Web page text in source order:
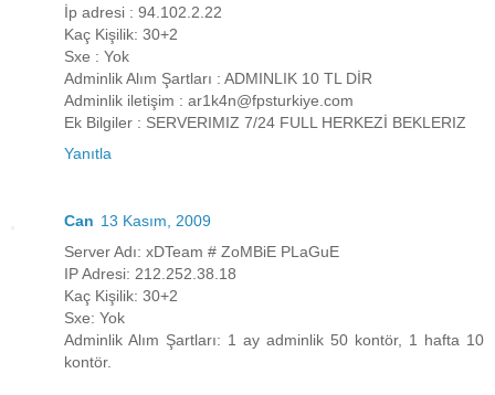
İp adresi : 94.102.2.22
Kaç Kişilik: 30+2
Sxe : Yok
Adminlik Alım Şartları : ADMINLIK 10 TL DİR
Adminlik iletişim : ar1k4n@fpsturkiye.com
Ek Bilgiler : SERVERIMIZ 7/24 FULL HERKEZİ BEKLERIZ
Yanıtla
Can 13 Kasım, 2009
Server Adı: xDTeam # ZoMBiE PLaGuE
IP Adresi: 212.252.38.18
Kaç Kişilik: 30+2
Sxe: Yok
Adminlik Alım Şartları: 1 ay adminlik 50 kontör, 1 hafta 10
kontör.